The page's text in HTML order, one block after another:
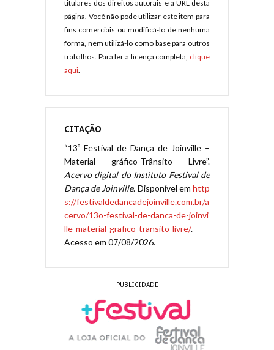
titulares dos direitos autorais e a URL desta
página. Você não pode utilizar este item para
fins comerciais ou modificá-lo de nenhuma
forma, nem utilizá-lo como base para outros
trabalhos. Para ler a licença completa, clique
aqui.
CITAÇÃO
“13º Festival de Dança de Joinville –
Material gráfico-Trânsito Livre”.
Acervo digital do Instituto Festival de
Dança de Joinville. Disponível emhttp
s://festivaldedancadejoinville.com.br/a
cervo/13o-festival-de-danca-de-joinvi
lle-material-grafico-transito-livre/.
Acesso em 07/08/2026.
PUBLICIDADE